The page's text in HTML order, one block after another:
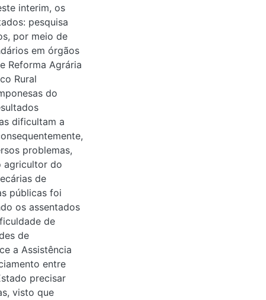
interim, os
pesquisa
por meio de
em órgãos
Reforma Agrária
Rural
do
dificultam a
problemas,
agricultor do
de
públicas foi
os assentados
de
de
a Assistência
entre
precisar
visto que